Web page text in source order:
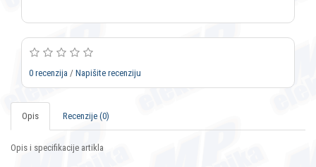
0 recenzija / Napišite recenziju
Opis Recenzije (0)
Opis i specifikacije artikla